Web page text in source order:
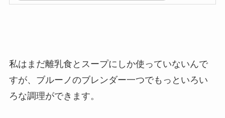
私はまだ離乳食とスープにしか使っていないんで
すが、ブルーノのブレンダー一つでもっといろい
ろな調理ができます。